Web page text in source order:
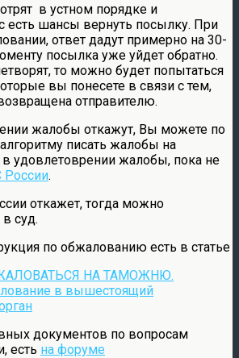
в устном порядке и
есть шансы вернуть посылку. При
ответ дадут примерно на 30-
посылка уже уйдет обратно.
то можно будет попытаться
вы понесете в связи с тем,
отправителю.
жалобы откажут, Вы можете по
писать жалобы на
удовлетоврении жалобы, пока не
.
откажет, тогда можно
суд.
по обжалованию есть в статье
НА ТАМОЖНЮ.
в вышестоящий
документов по вопросам
есть на форуме